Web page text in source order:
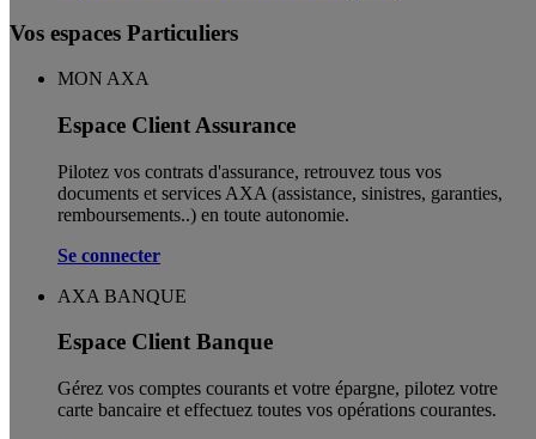
Vos espaces Particuliers
MON AXA
Espace Client Assurance
Pilotez vos contrats d'assurance, retrouvez tous vos
documents et services AXA (assistance, sinistres, garanties,
remboursements..) en toute autonomie. ​
Se connecter
AXA BANQUE
Espace Client Banque
Gérez vos comptes courants et votre épargne, pilotez votre
carte bancaire et effectuez toutes vos opérations courantes.